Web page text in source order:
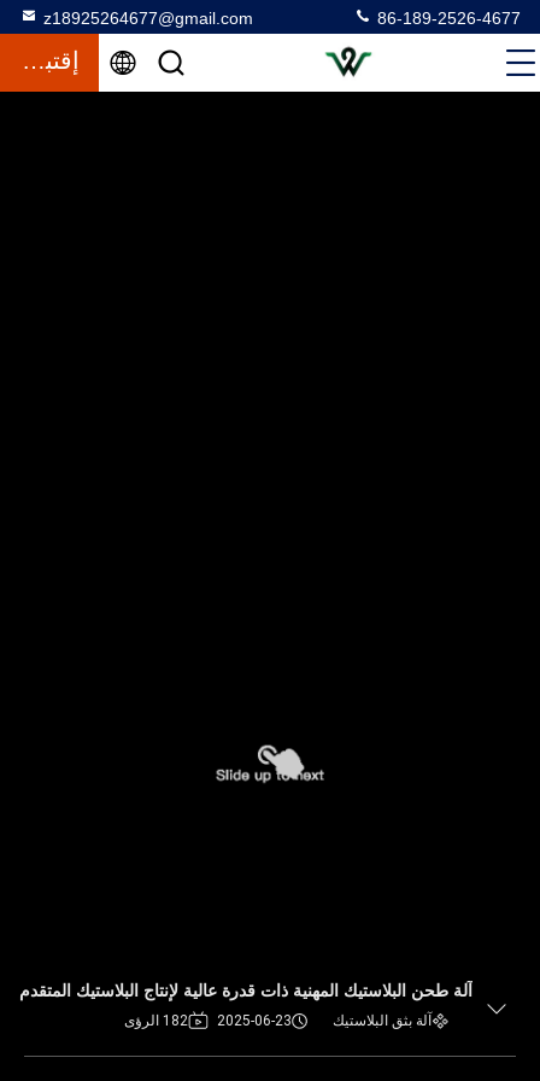
z18925264677@gmail.com 86-189-2526-4677
إقتباس
آلة طحن البلاستيك المهنية ذات قدرة عالية لإنتاج البلاستيك المتقدم
آلة بثق البلاستيك 2025-06-23 182 الرؤى